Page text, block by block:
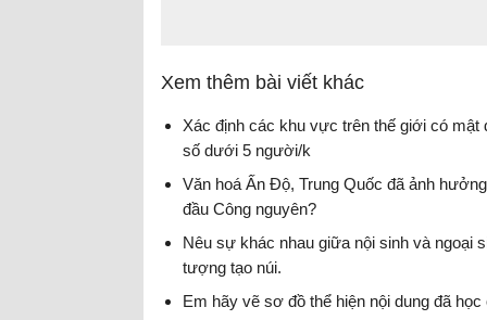
Xem thêm bài viết khác
Xác định các khu vực trên thế giới có
số dưới 5 người/k
Văn hoá Ấn Độ, Trung Quốc đã ảnh
đầu Công nguyên?
Nêu sự khác nhau giữa nội sinh và ngoại
tượng tạo núi.
Em hãy vẽ sơ đồ thể hiện nội dung đã